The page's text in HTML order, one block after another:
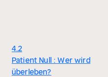
4.2
Patient Null : Wer wird
überleben?